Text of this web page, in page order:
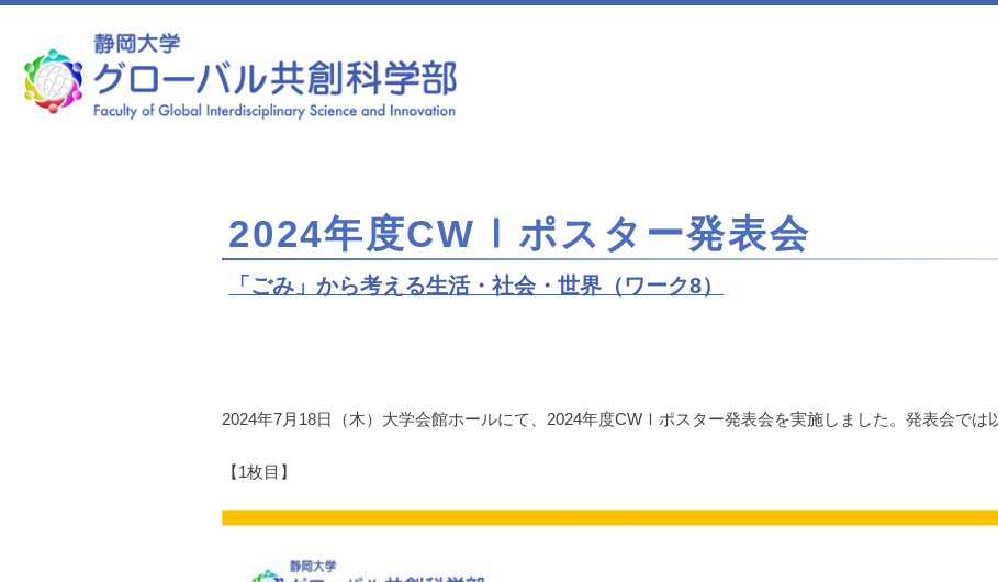
2024年度CWⅠポスター発表会
「ごみ」から考える生活・社会・世界（ワーク8）
2024年7月18日（木）大学会館ホールにて、2024年度CWⅠポスター発表会を実施しました。発表会では
【1枚目】